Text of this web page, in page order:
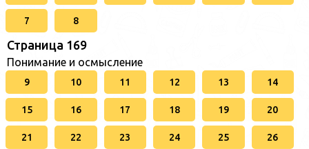
7 8
Страница 169
Понимание и осмысление
9 10 11 12 13 14
15 16 17 18 19 20
21 22 23 24 25 26